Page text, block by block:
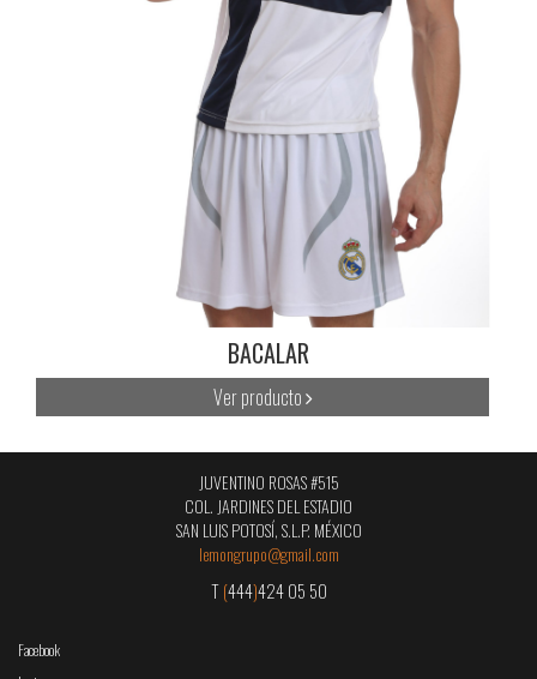
BACALAR
Ver producto
JUVENTINO ROSAS #515
COL. JARDINES DEL ESTADIO
SAN LUIS POTOSÍ, S.L.P. MÉXICO
lemongrupo@gmail.com
T(444)424 05 50
Facebook